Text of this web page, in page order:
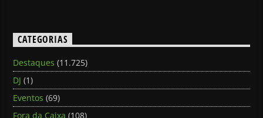
CATEGORIAS
Destaques (11.725)
DJ (1)
Eventos (69)
Fora da Caixa (108)